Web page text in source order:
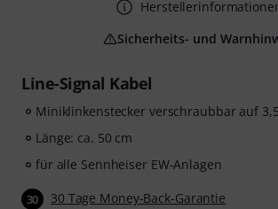
Line-Signal Kabel
Miniklinkenstecker verschraubbar auf
Länge: ca. 50 cm
für alle Sennheiser EW-Anlagen
30 30 Tage Money-Back-Garantie
Sicherheits- und